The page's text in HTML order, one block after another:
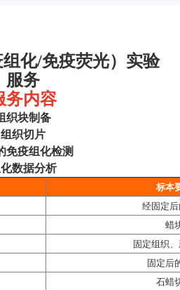
化/免疫荧光）实验
服务
务内容
织块制备
组织切片
免疫组化检测
数据分析
标本
经固定
蜡
固定组织
固定后
石蜡